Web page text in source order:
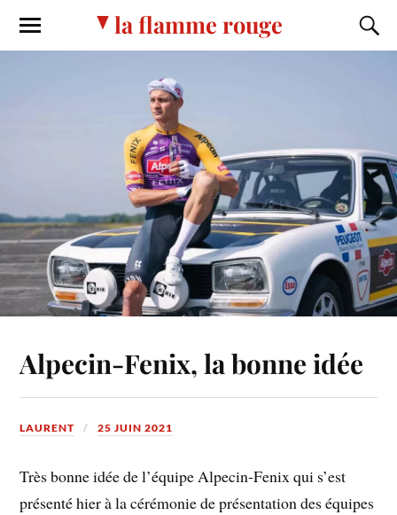
la flamme rouge
Alpecin-Fenix, la bonne idée
LAURENT 25 JUIN 2021
Très bonne idée de l’équipe Alpecin-Fenix qui s’est
présenté hier à la cérémonie de présentation des équipes